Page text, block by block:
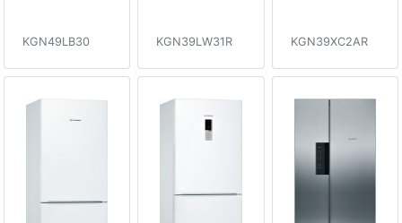
KGN49LB30 KGN39LW31R KGN39XC2AR